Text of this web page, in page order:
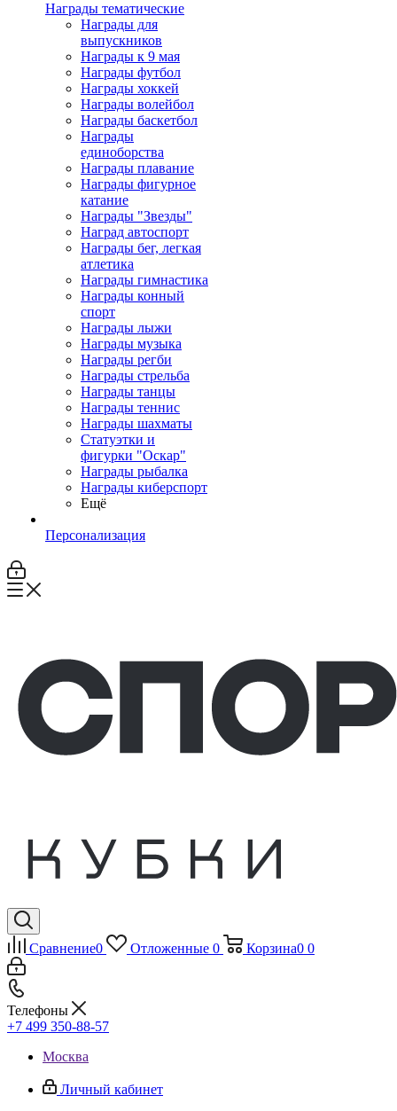
Награды тематические
Награды для
выпускников
Награды к 9 мая
Награды футбол
Награды хоккей
Награды волейбол
Награды баскетбол
Награды
единоборства
Награды плавание
Награды фигурное
катание
Награды "Звезды"
Наград автоспорт
Награды бег, легкая
атлетика
Награды гимнастика
Награды конный
спорт
Награды лыжи
Награды музыка
Награды регби
Награды стрельба
Награды танцы
Награды теннис
Награды шахматы
Статуэтки и
фигурки "Оскар"
Награды рыбалка
Награды киберспорт
Ещё
Персонализация
Сравнение0 Отложенные 0 Корзина0 0
Телефоны
+7 499 350-88-57
Москва
Личный кабинет